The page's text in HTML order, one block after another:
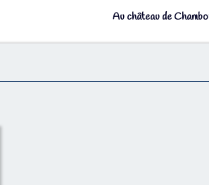
Au château de